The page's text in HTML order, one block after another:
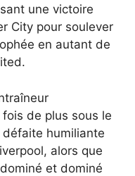
une victoire
City pour soulever
en autant de
de plus sous le
humiliante
alors que
et dominé